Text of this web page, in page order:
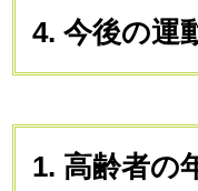
4. 今後の運
1. 高齢者の